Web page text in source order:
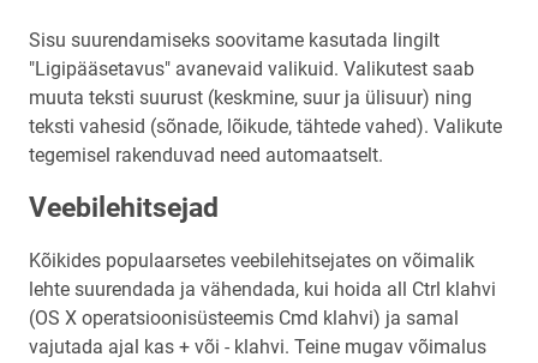
Sisu suurendamiseks soovitame kasutada lingilt
"Ligipääsetavus" avanevaid valikuid. Valikutest saab
muuta teksti suurust (keskmine, suur ja ülisuur) ning
teksti vahesid (sõnade, lõikude, tähtede vahed). Valikute
tegemisel rakenduvad need automaatselt.
Veebilehitsejad
Kõikides populaarsetes veebilehitsejates on võimalik
lehte suurendada ja vähendada, kui hoida all Ctrl klahvi
(OS X operatsioonisüsteemis Cmd klahvi) ja samal
vajutada ajal kas + või - klahvi. Teine mugav võimalus